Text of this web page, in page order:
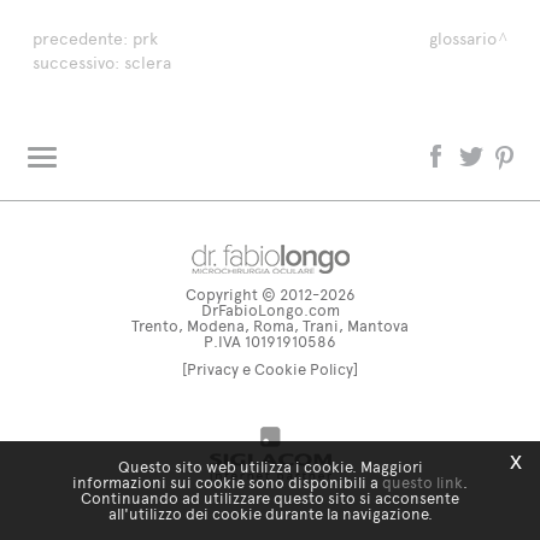
precedente: prk
successivo: sclera
glossario
Copyright © 2012-2026
DrFabioLongo.com
Trento, Modena, Roma, Trani, Mantova
P.IVA 10191910586
[Privacy e Cookie Policy]
x
Questo sito web utilizza i cookie. Maggiori
informazioni sui cookie sono disponibili a questo link.
Continuando ad utilizzare questo sito si acconsente
all'utilizzo dei cookie durante la navigazione.